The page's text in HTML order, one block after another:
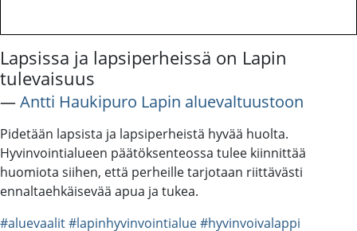
Lapsissa ja lapsiperheissä on Lapin
tulevaisuus
―Antti Haukipuro Lapin aluevaltuustoon
Pidetään lapsista ja lapsiperheistä hyvää huolta.
Hyvinvointialueen päätöksenteossa tulee kiinnittää
huomiota siihen, että perheille tarjotaan riittävästi
ennaltaehkäisevää apua ja tukea.
#aluevaalit#lapinhyvinvointialue#hyvinvoivalappi